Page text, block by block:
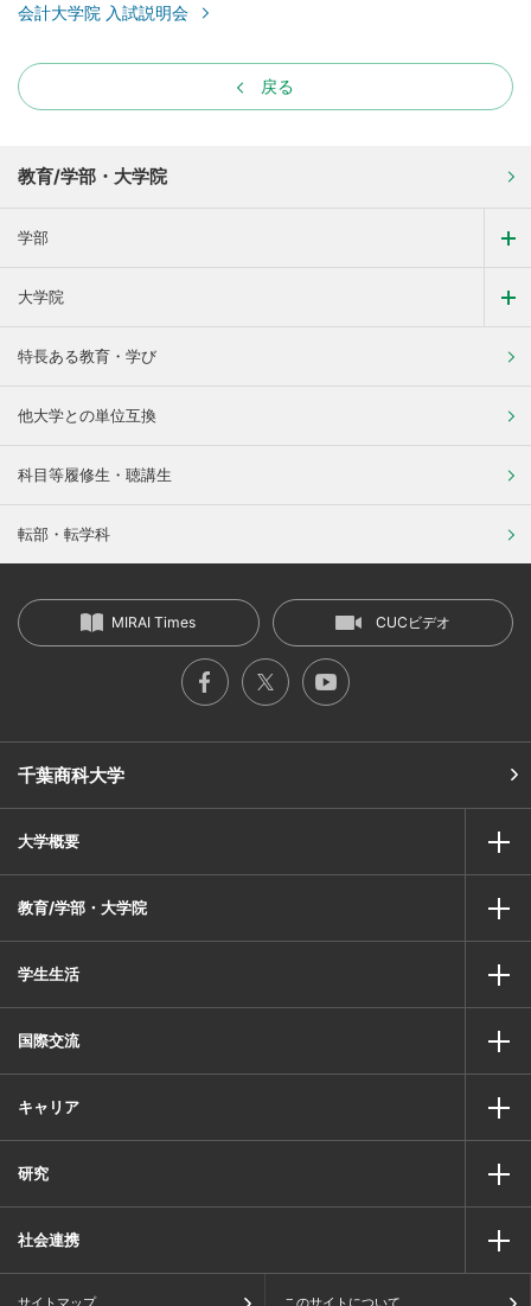
会計大学院 入試説明会
戻る
教育/学部・大学院
学部
大学院
特長ある教育・学び
他大学との単位互換
科目等履修生・聴講生
転部・転学科
千葉商科大学
MIRAI Times CUCビデオ
大学概要
教育/学部・大学院
学生生活
国際交流
キャリア
研究
社会連携